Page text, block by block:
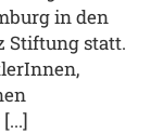
in den
Stiftung statt.